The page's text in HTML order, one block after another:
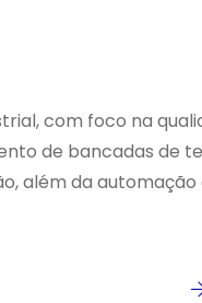
com foco na
de bancadas de
além da automação